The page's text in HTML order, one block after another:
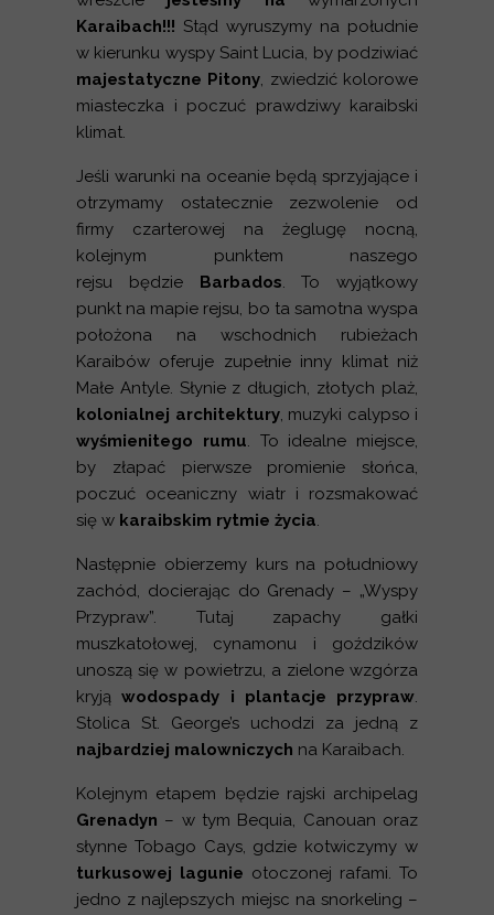
Karaibach!!! Stąd wyruszymy na południe
w kierunku wyspy Saint Lucia, by podziwiać
majestatyczne Pitony, zwiedzić kolorowe
miasteczka i poczuć prawdziwy karaibski
klimat.
Jeśli warunki na oceanie będą sprzyjające i
otrzymamy ostatecznie zezwolenie od
firmy czarterowej na żeglugę nocną,
kolejnym punktem naszego
rejsu będzie Barbados. To wyjątkowy
punkt na mapie rejsu, bo ta samotna wyspa
położona na wschodnich rubieżach
Karaibów oferuje zupełnie inny klimat niż
Małe Antyle. Słynie z długich, złotych plaż,
kolonialnej architektury, muzyki calypso i
wyśmienitego rumu. To idealne miejsce,
by złapać pierwsze promienie słońca,
poczuć oceaniczny wiatr i rozsmakować
się w karaibskim rytmie życia.
Następnie obierzemy kurs na południowy
zachód, docierając do Grenady – „Wyspy
Przypraw”. Tutaj zapachy gałki
muszkatołowej, cynamonu i goździków
unoszą się w powietrzu, a zielone wzgórza
kryjąwodospady i plantacje przypraw.
Stolica St. George’s uchodzi za jedną z
najbardziej malowniczych na Karaibach.
Kolejnym etapem będzie rajski archipelag
Grenadyn – w tym Bequia, Canouan oraz
słynne Tobago Cays, gdzie kotwiczymy w
turkusowej lagunie otoczonej rafami. To
jedno z najlepszych miejsc na snorkeling –